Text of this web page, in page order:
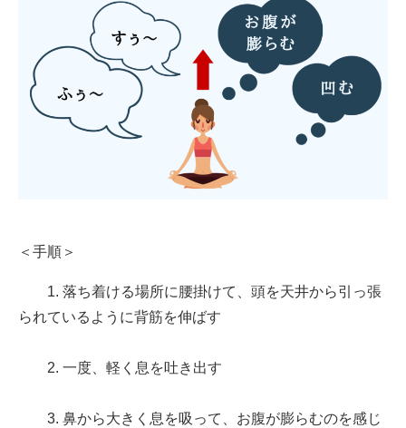
＜手順＞
1. 落ち着ける場所に腰掛けて、頭を天井から引っ張
られているように背筋を伸ばす
2. 一度、軽く息を吐き出す
3. 鼻から大きく息を吸って、お腹が膨らむのを感じ